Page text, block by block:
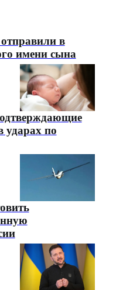
в
имени сына
ударах по